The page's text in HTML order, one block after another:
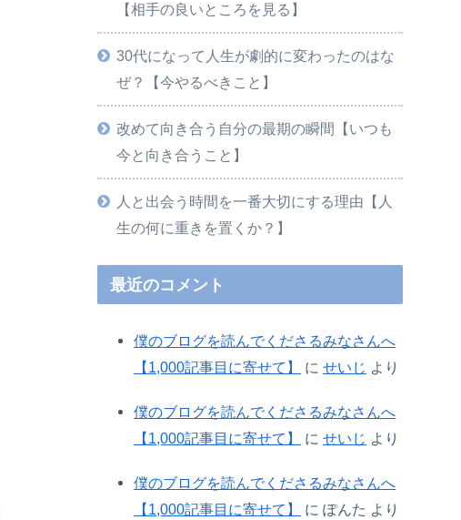
【相手の良いところを見る】
30代になって人生が劇的に変わったのはな
ぜ？【今やるべきこと】
改めて向き合う自分の最期の瞬間【いつも
今と向き合うこと】
人と出会う時間を一番大切にする理由【人
生の何に重きを置くか？】
最近のコメント
僕のブログを読んでくださるみなさんへ
【1,000記事目に寄せて】
に せいじ より
僕のブログを読んでくださるみなさんへ
【1,000記事目に寄せて】
に せいじ より
僕のブログを読んでくださるみなさんへ
【1,000記事目に寄せて】
に ぽんた より